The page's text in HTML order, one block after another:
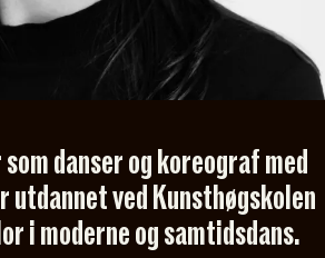
danser og koreograf med
utdannet ved Kunsthøgskolen
i moderne og samtidsdans.